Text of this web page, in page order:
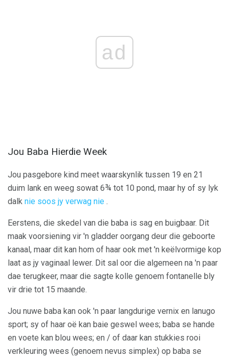
ad
Jou Baba Hierdie Week
Jou pasgebore kind meet waarskynlik tussen 19 en 21
duim lank en weeg sowat 6¾ tot 10 pond, maar hy of sy lyk
dalk nie soos jy verwag nie .
Eerstens, die skedel van die baba is sag en buigbaar. Dit
maak voorsiening vir 'n gladder oorgang deur die geboorte
kanaal, maar dit kan hom of haar ook met 'n keëlvormige kop
laat as jy vaginaal lewer. Dit sal oor die algemeen na 'n paar
dae terugkeer, maar die sagte kolle genoem fontanelle bly
vir drie tot 15 maande.
Jou nuwe baba kan ook 'n paar langdurige vernix en lanugo
sport; sy of haar oë kan baie geswel wees; baba se hande
en voete kan blou wees; en / of daar kan stukkies rooi
verkleuring wees (genoem nevus simplex) op baba se